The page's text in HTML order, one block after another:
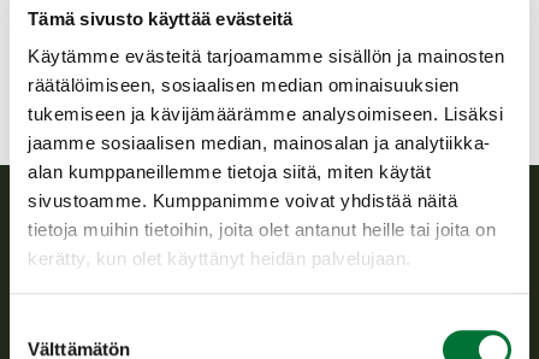
Tämä sivusto käyttää evästeitä
Käytämme evästeitä tarjoamamme sisällön ja mainosten
räätälöimiseen, sosiaalisen median ominaisuuksien
tukemiseen ja kävijämäärämme analysoimiseen. Lisäksi
jaamme sosiaalisen median, mainosalan ja analytiikka-
alan kumppaneillemme tietoja siitä, miten käytät
sivustoamme. Kumppanimme voivat yhdistää näitä
tietoja muihin tietoihin, joita olet antanut heille tai joita on
kerätty, kun olet käyttänyt heidän palvelujaan.
valinta
Välttämätön
jukkakorhonen62@gmail.com
Suomen riistakeskus
riistanhoitoyhdistysten toimintaa ja huolehtii riistapolitiikan